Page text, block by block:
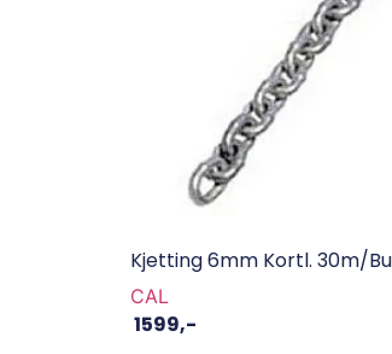
Kjetting 6mm Kortl. 30m/
CAL
1599,-